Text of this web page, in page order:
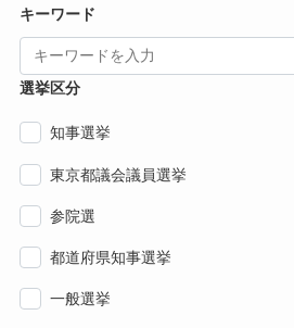
キーワード
選挙区分
知事選挙
東京都議会議員選挙
参院選
都道府県知事選挙
一般選挙